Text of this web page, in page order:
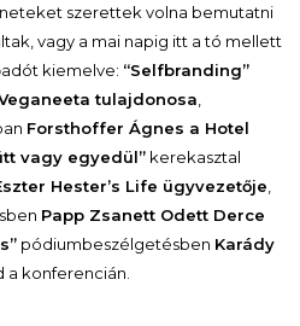
szerettek volna bemutatni
vagy a mai napig itt a tó mellett
kiemelve: “Selfbranding”
tulajdonosa
Forsthoffer Ágnes a Hotel
vagy egyedül” kerekasztal
Hester’s Life ügyvezetője
Papp Zsanett Odett Derce
pódiumbeszélgetésben Karády
a konferencián.